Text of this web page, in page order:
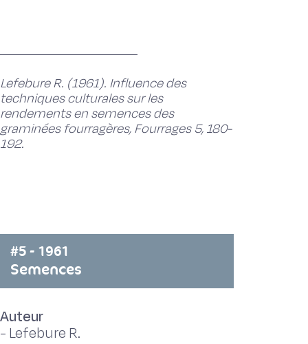
Lefebure R. (1961). Influence des
techniques culturales sur les
rendements en semences des
graminées fourragères, Fourrages 5, 180-
192.
#5 - 1961
Semences
Auteur
- Lefebure R.